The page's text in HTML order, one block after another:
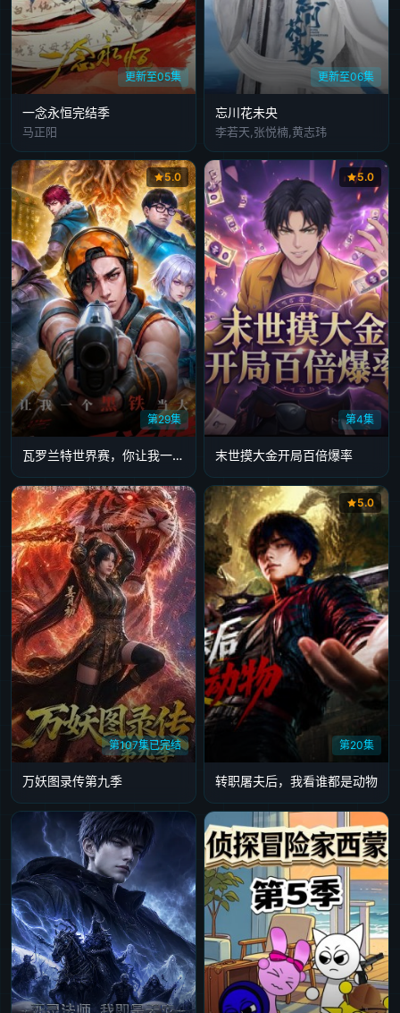
更新至05集
​一念永恒完结季​
马正阳
更新至06集
忘川花未央
李若天,张悦楠,黄志玮
第29集
5.0
瓦罗兰特世界赛，你让我一个黑铁当大哥
第4集
5.0
末世摸大金开局百倍爆率
第107集已完结
万妖图录传第九季
第20集
5.0
转职屠夫后，我看谁都是动物